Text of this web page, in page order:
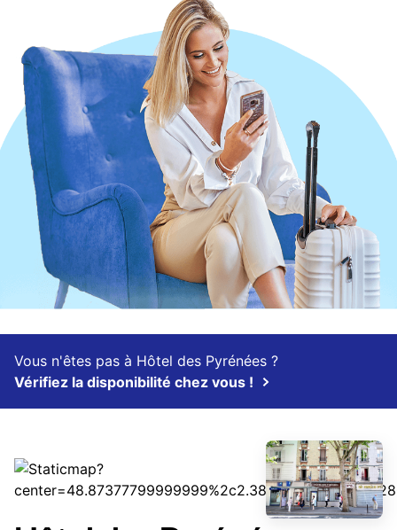
France FR
Vous n'êtes pas à Hôtel des Pyrénées ?
Vérifiez la disponibilité chez vous !